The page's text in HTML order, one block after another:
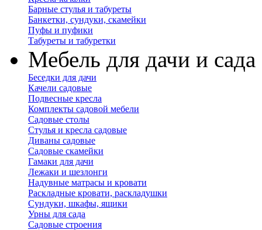
Барные стулья и табуреты
Банкетки, сундуки, скамейки
Пуфы и пуфики
Табуреты и табуретки
Мебель для дачи и сада
Беседки для дачи
Качели садовые
Подвесные кресла
Комплекты садовой мебели
Садовые столы
Стулья и кресла садовые
Диваны садовые
Садовые скамейки
Гамаки для дачи
Лежаки и шезлонги
Надувные матрасы и кровати
Раскладные кровати, раскладушки
Сундуки, шкафы, ящики
Урны для сада
Садовые строения